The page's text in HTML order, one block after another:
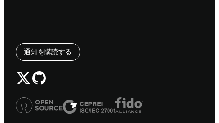
通知を購読する